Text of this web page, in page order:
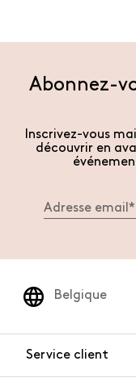
Abonnez-
Inscrivez-vous
découvrir en
Belgique
Service client